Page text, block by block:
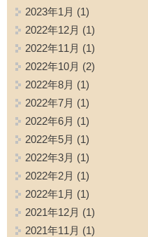
2023年1月 (1)
2022年12月 (1)
2022年11月 (1)
2022年10月 (2)
2022年8月 (1)
2022年7月 (1)
2022年6月 (1)
2022年5月 (1)
2022年3月 (1)
2022年2月 (1)
2022年1月 (1)
2021年12月 (1)
2021年11月 (1)